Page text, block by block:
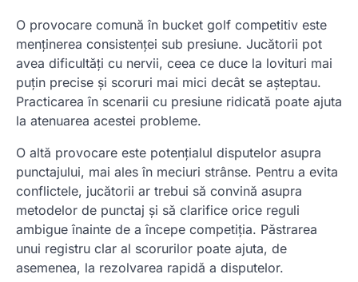
O provocare comună în bucket golf competitiv este
menținerea consistenței sub presiune. Jucătorii pot
avea dificultăți cu nervii, ceea ce duce la lovituri mai
puțin precise și scoruri mai mici decât se așteptau.
Practicarea în scenarii cu presiune ridicată poate ajuta
la atenuarea acestei probleme.
O altă provocare este potențialul disputelor asupra
punctajului, mai ales în meciuri strânse. Pentru a evita
conflictele, jucătorii ar trebui să convină asupra
metodelor de punctaj și să clarifice orice reguli
ambigue înainte de a începe competiția. Păstrarea
unui registru clar al scorurilor poate ajuta, de
asemenea, la rezolvarea rapidă a disputelor.